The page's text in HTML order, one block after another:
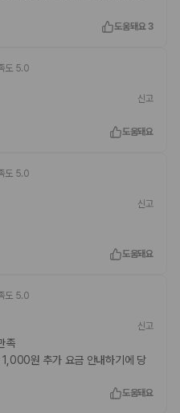
도움돼요 3
도 5.0
신고
도움돼요
도 5.0
신고
도움돼요
도 5.0
신고
족
원 추가 요금 안내하기에 당
도움돼요